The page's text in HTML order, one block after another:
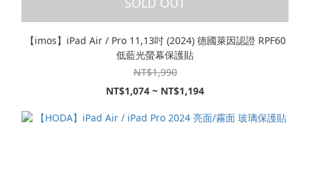
【imos】iPad Air / Pro 11,13吋 (2024) 德國萊因認證 RPF60
低藍光螢幕保護貼
NT$1,990
NT$1,074 ~ NT$1,194